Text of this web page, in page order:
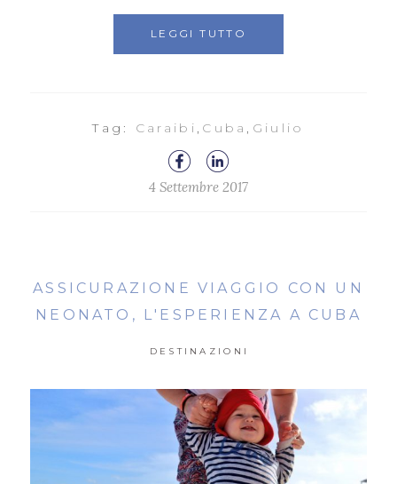
LEGGI TUTTO
Tag: Caraibi , Cuba , Giulio
4 Settembre 2017
ASSICURAZIONE VIAGGIO CON UN
NEONATO, L'ESPERIENZA A CUBA
DESTINAZIONI